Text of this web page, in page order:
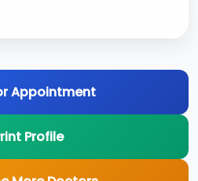
Appointment
Profile